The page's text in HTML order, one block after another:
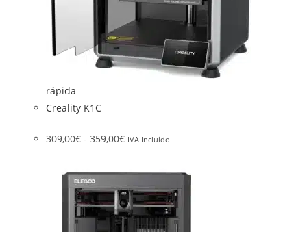
rápida
Creality K1C
309,00€ - 359,00€ IVA Incluido